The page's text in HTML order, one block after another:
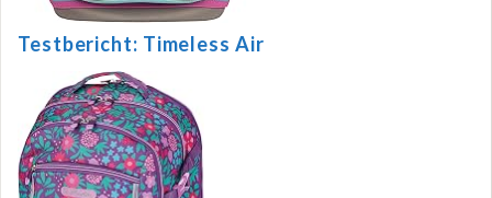
Testbericht: Timeless Air